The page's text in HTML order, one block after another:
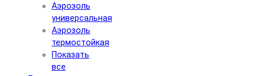
Аэрозоль
универсальная
Аэрозоль
термостойкая
Показать
все